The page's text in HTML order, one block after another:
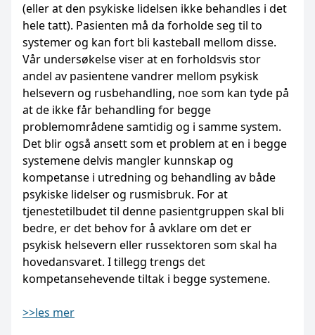
(eller at den psykiske lidelsen ikke behandles i det
hele tatt). Pasienten må da forholde seg til to
systemer og kan fort bli kasteball mellom disse.
Vår undersøkelse viser at en forholdsvis stor
andel av pasientene vandrer mellom psykisk
helsevern og rusbehandling, noe som kan tyde på
at de ikke får behandling for begge
problemområdene samtidig og i samme system.
Det blir også ansett som et problem at en i begge
systemene delvis mangler kunnskap og
kompetanse i utredning og behandling av både
psykiske lidelser og rusmisbruk. For at
tjenestetilbudet til denne pasientgruppen skal bli
bedre, er det behov for å avklare om det er
psykisk helsevern eller russektoren som skal ha
hovedansvaret. I tillegg trengs det
kompetansehevende tiltak i begge systemene.
>>les mer